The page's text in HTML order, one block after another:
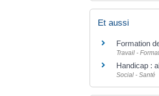
Et aussi
Formation
Travail -
Handicap :
Social - Santé